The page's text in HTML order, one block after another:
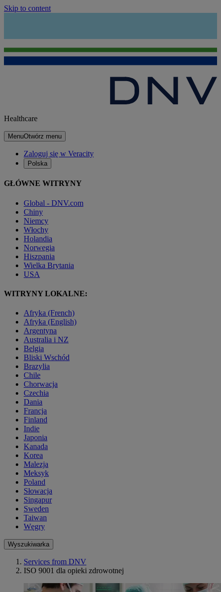
Skip to content
Healthcare
MenuOtwórz menu
Zaloguj się w Veracity
Polska
GŁÓWNE WITRYNY
Global - DNV.com
Chiny
Niemcy
Włochy
Holandia
Norwegia
Hiszpania
Wielka Brytania
USA
WITRYNY LOKALNE:
Afryka (French)
Afryka (English)
Argentyna
Australia i NZ
Belgia
Bliski Wschód
Brazylia
Chile
Chorwacja
Czechia
Dania
Francja
Finland
Indie
Japonia
Kanada
Korea
Malezja
Meksyk
Poland
Słowacja
Singapur
Sweden
Taiwan
Węgry
Wyszukiwarka
Services from DNV
ISO 9001 dla opieki zdrowotnej